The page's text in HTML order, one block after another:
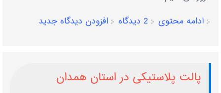
ادامه محتوی
2 دیدگاه افزودن دیدگاه جدید
پالت پلاستیکی در استان همدان